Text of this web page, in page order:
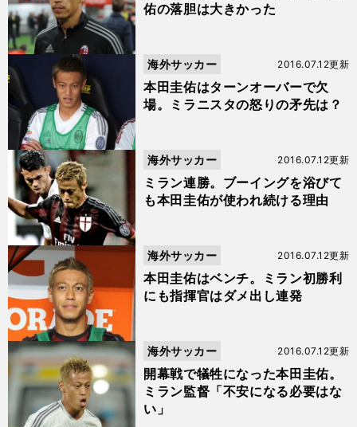
佑の落胆は大きかった
本田圭佑はターンオーバーで欠
場。ミラニスタの怒りの矛先は？
2016.07.12更新
海外サッカー
ミラン連勝。ブーイングを浴びて
も本田圭佑が使われ続ける理由
2016.07.12更新
海外サッカー
本田圭佑はベンチ。ミラン初勝利
にも指揮官はダメ出し連発
2016.07.12更新
海外サッカー
開幕戦で犠牲になった本田圭佑。
ミラン監督「不安になる必要はな
い」
2016.07.12更新
海外サッカー